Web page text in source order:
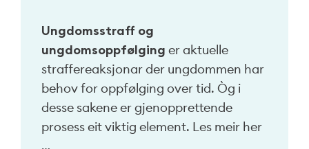
Ungdomsstraff og
ungdomsoppfølging er aktuelle
straffereaksjonar der ungdommen har
behov for oppfølging over tid. Òg i
desse sakene er gjenopprettende
prosess eit viktig element. Les meir her